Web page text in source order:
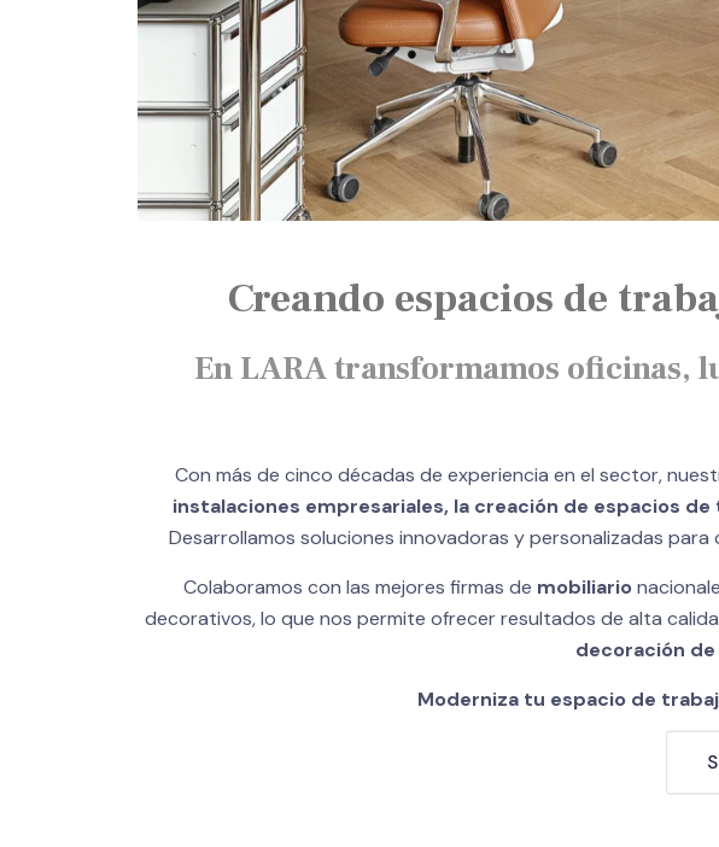
Creando espacios de
En LARA transformamos oficinas,
Con más de cinco décadas de experiencia en el sector,
instalaciones empresariales, la creación de espacios
Desarrollamos soluciones innovadoras y personalizadas
Colaboramos con las mejores firmas de mobiliario
decorativos, lo que nos permite ofrecer resultados de alta
decoración
Moderniza tu espacio de